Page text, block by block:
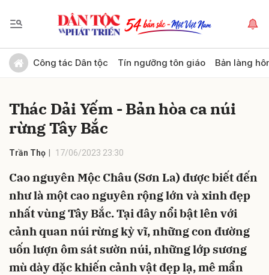
Công tác Dân tộc Tín ngưỡng tôn giáo Bản làng
Thác Dải Yếm - Bản hòa ca núi
rừng Tây Bắc
Trần Thọ 17/06/2023 23:30
Cao nguyên Mộc Châu (Sơn La) được biết đến
như là một cao nguyên rộng lớn và xinh đẹp
nhất vùng Tây Bắc. Tại đây nổi bật lên với
cảnh quan núi rừng kỳ vĩ, những con đường
uốn lượn ôm sát sườn núi, những lớp sương
mù dày đặc khiến cảnh vật đẹp lạ, mê mẩn
Gửi bình luận
Hủy Gửi